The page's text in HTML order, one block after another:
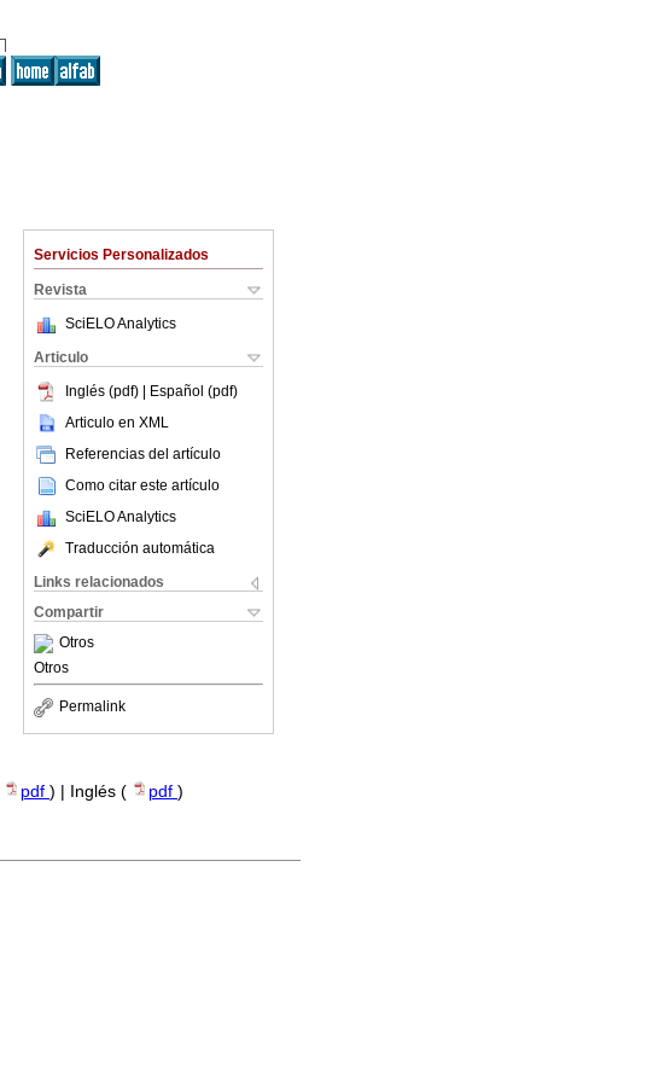
Servicios Personalizados
Revista
SciELO Analytics
Articulo
Inglés (pdf) | Español (pdf)
Articulo en XML
Referencias del artículo
Como citar este artículo
SciELO Analytics
Traducción automática
Links relacionados
Compartir
Otros
Otros
Permalink
pdf ) | Inglés ( pdf )